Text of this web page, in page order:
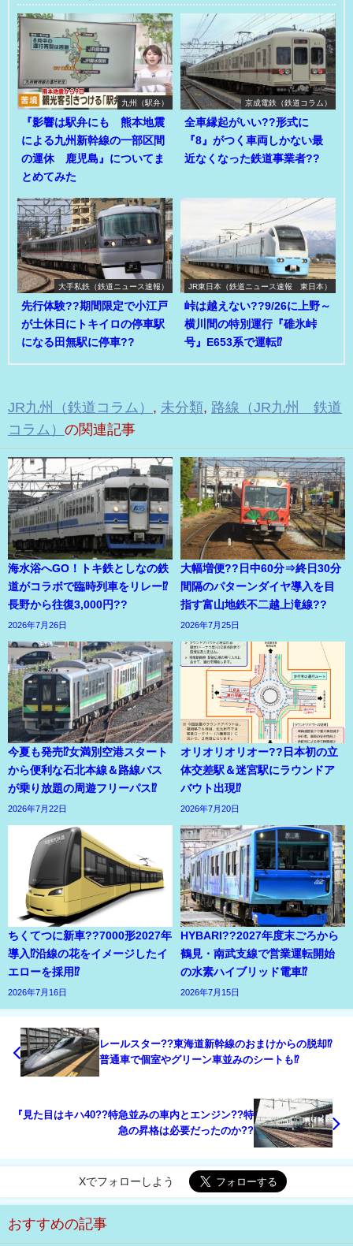
九州（駅弁）
『影響は駅弁にも 熊本地震
による九州新幹線の一部区間
の運休 鹿児島』についてま
とめてみた
京成電鉄（鉄道コラム）
全車縁起がいい??形式に
『8』がつく車両しかない最
近なくなった鉄道事業者??
大手私鉄（鉄道ニュース速報）
先行体験??期間限定で小江戸
が土休日にトキイロの停車駅
になる田無駅に停車??
JR東日本（鉄道ニュース速報 東日本）
峠は越えない??9/26に上野～
横川間の特別運行『碓氷峠
号』E653系で運転⁉
JR九州（鉄道コラム） , 未分類, 路線（JR九州 鉄道
コラム） の関連記事
海水浴へGO！トキ鉄としなの鉄
道がコラボで臨時列車をリレー⁉
長野から往復3,000円??
2026年7月26日
大幅増便??日中60分⇒終日30分
間隔のパターンダイヤ導入を目
指す富山地鉄不二越上滝線??
2026年7月25日
今夏も発売⁉女満別空港スタート
から便利な石北本線＆路線バス
が乗り放題の周遊フリーパス⁉
2026年7月22日
オリオリオリオー??日本初の立
体交差駅＆迷宮駅にラウンドア
バウト出現⁉
2026年7月20日
ちくてつに新車??7000形2027年
導入⁉沿線の花をイメージしたイ
エローを採用⁉
2026年7月16日
HYBARI??2027年度末ごろから
鶴見・南武支線で営業運転開始
の水素ハイブリッド電車⁉
2026年7月15日
レールスター??東海道新幹線のおまけからの脱却⁉
普通車で個室やグリーン車並みのシートも⁉
『見た目はキハ40??特急並みの車内とエンジン??特
急の昇格は必要だったのか??
Xでフォローしよう
おすすめの記事